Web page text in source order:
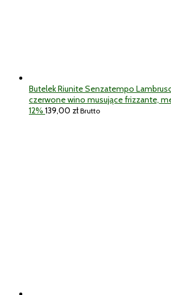
Butelek Riunite Senzatempo
czerwone wino musujące frizzante,
12% 139,00 zł Brutto